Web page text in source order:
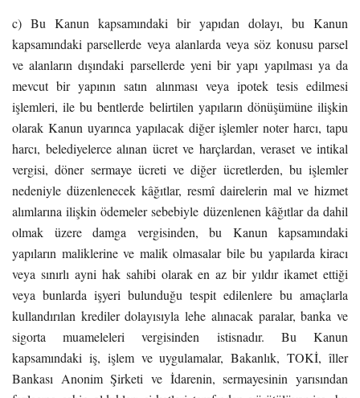
c) Bu Kanun kapsamındaki bir yapıdan dolayı, bu Kanun
kapsamındaki parsellerde veya alanlarda veya söz konusu parsel
ve alanların dışındaki parsellerde yeni bir yapı yapılması ya da
mevcut bir yapının satın alınması veya ipotek tesis edilmesi
işlemleri, ile bu bentlerde belirtilen yapıların dönüşümüne ilişkin
olarak Kanun uyarınca yapılacak diğer işlemler noter harcı, tapu
harcı, belediyelerce alınan ücret ve harçlardan, veraset ve intikal
vergisi, döner sermaye ücreti ve diğer ücretlerden, bu işlemler
nedeniyle düzenlenecek kâğıtlar, resmî dairelerin mal ve hizmet
alımlarına ilişkin ödemeler sebebiyle düzenlenen kâğıtlar da dahil
olmak üzere damga vergisinden, bu Kanun kapsamındaki
yapıların maliklerine ve malik olmasalar bile bu yapılarda kiracı
veya sınırlı ayni hak sahibi olarak en az bir yıldır ikamet ettiği
veya bunlarda işyeri bulunduğu tespit edilenlere bu amaçlarla
kullandırılan krediler dolayısıyla lehe alınacak paralar, banka ve
sigorta muameleleri vergisinden istisnadır. Bu Kanun
kapsamındaki iş, işlem ve uygulamalar, Bakanlık, TOKİ, îller
Bankası Anonim Şirketi ve İdarenin, sermayesinin yarısından